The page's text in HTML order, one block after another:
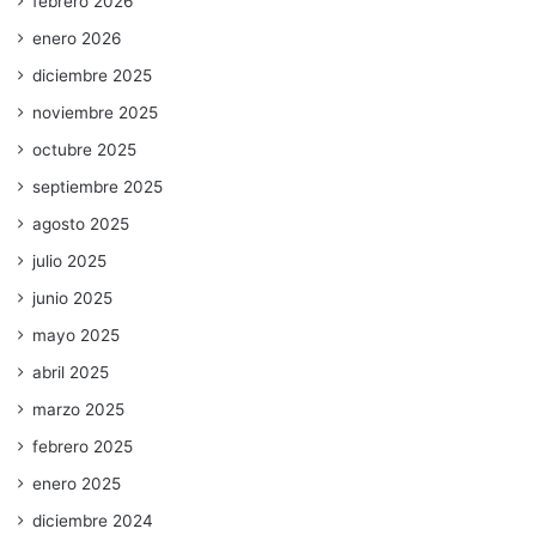
enero 2026
diciembre 2025
noviembre 2025
octubre 2025
septiembre 2025
agosto 2025
julio 2025
junio 2025
mayo 2025
abril 2025
marzo 2025
febrero 2025
enero 2025
diciembre 2024